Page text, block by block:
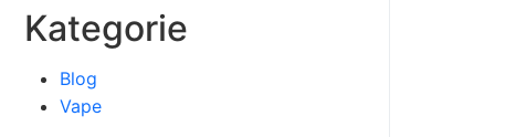
Kategorie
Blog
Vape